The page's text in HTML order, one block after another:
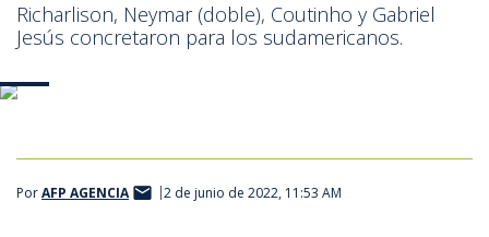
Richarlison, Neymar (doble), Coutinho y Gabriel
Jesús concretaron para los sudamericanos.
PorAFP AGENCIA 2 de junio de 2022, 11:53 AM